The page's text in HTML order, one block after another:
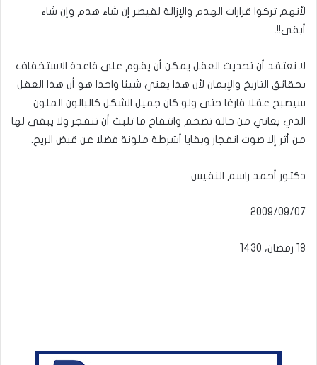
لأنهم تركوا قرارات الهدم والإزالة لقيصر إن شاء هدم وإن شاء
أبقى!!.
لا نعتقد أن تحديث العقل يمكن أن يقوم على قاعدة الاستخفاف
بحقائق التاريخ والإيمان لأن هذا يعني شيئا واحدا هو أن هذا العقل
سيصبح عقلا فارغا حتى ولو كان جميل الشكل كالبالون الملون
الذي يعاني من حالة تضخم وانتفاخ ما تلبث أن تنفجر ولا يبقى لها
من أثر إلا صوت انفجار وبقايا أشرطة ملونة فضلا عن قبض الريح.
دكتور أحمد راسم النفيس